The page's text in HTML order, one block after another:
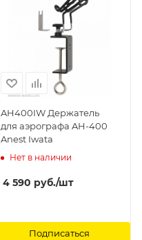
AH400IW Держатель
для аэрографа AH-400
Anest Iwata
Нет в наличии
4 590 руб./шт
Подписаться